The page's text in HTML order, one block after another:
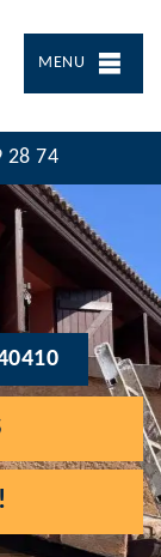
MENU
28 74